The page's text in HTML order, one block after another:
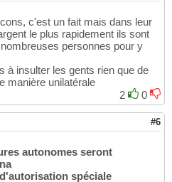
c'est un fait mais dans leur
le plus rapidement ils sont
personnes pour y
à insulter les gents rien que de
manière unilatérale
2
0
#6
autonomes seront
spéciale